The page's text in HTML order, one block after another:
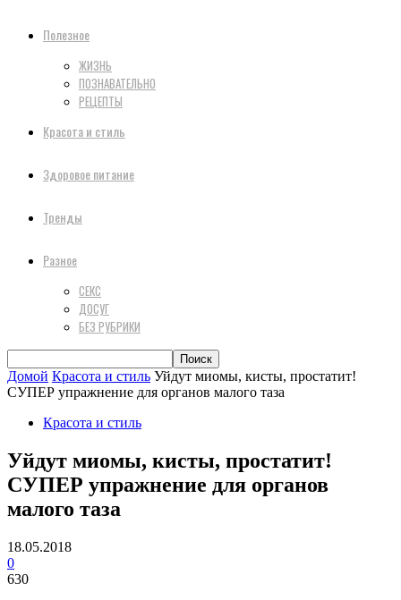
Полезное
ЖИЗНЬ
ПОЗНАВАТЕЛЬНО
РЕЦЕПТЫ
Красота и стиль
Здоровое питание
Тренды
Разное
СЕКС
ДОСУГ
БЕЗ РУБРИКИ
Домой Красота и стиль Уйдут миомы, кисты, простатит!
СУПЕР упражнение для органов малого таза
Красота и стиль
Уйдут миомы, кисты, простатит!
СУПЕР упражнение для органов
малого таза
18.05.2018
0
630